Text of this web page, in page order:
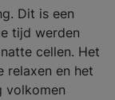
Dit is een
tijd werden
cellen. Het
relaxen en het
volkomen